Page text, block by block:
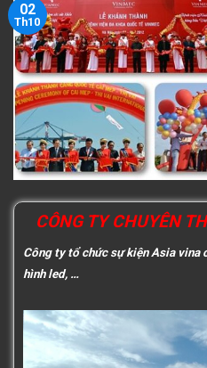
02
Th10
CÔNG TY CHUYÊN
Công ty tổ chức sự kiện Asia vina
hình led, …